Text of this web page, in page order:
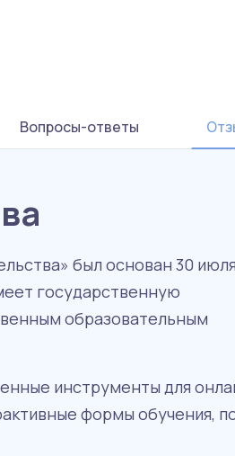
Вопросы-ответы
был основан 30
государственную
образовательным
инструменты для
формы обучения,